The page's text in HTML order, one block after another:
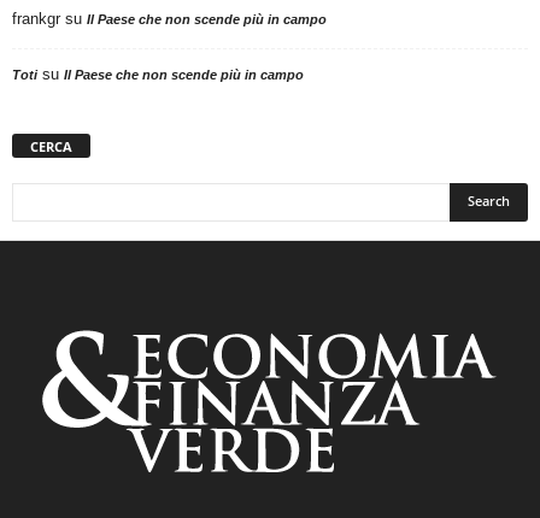
frankgr su Il Paese che non scende più in campo
Totisu Il Paese che non scende più in campo
CERCA